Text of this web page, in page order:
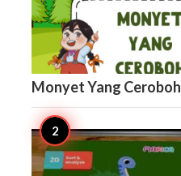
Monyet Yang Ceroboh